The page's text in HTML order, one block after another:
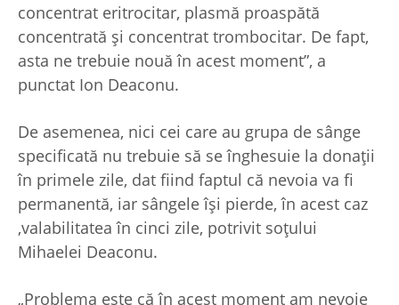
concentrat eritrocitar, plasmă proaspătă
concentrată și concentrat trombocitar. De fapt,
asta ne trebuie nouă în acest moment”, a
punctat Ion Deaconu.
De asemenea, nici cei care au grupa de sânge
specificată nu trebuie să se înghesuie la donații
în primele zile, dat fiind faptul că nevoia va fi
permanentă, iar sângele își pierde, în acest caz
,valabilitatea în cinci zile, potrivit soțului
Mihaelei Deaconu.
„Problema este că în acest moment am nevoie